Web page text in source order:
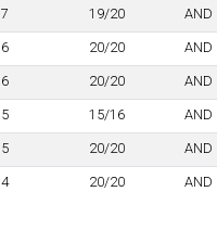
7 19/20 AND
6 20/20 AND
6 20/20 AND
5 15/16 AND
5 20/20 AND
4 20/20 AND